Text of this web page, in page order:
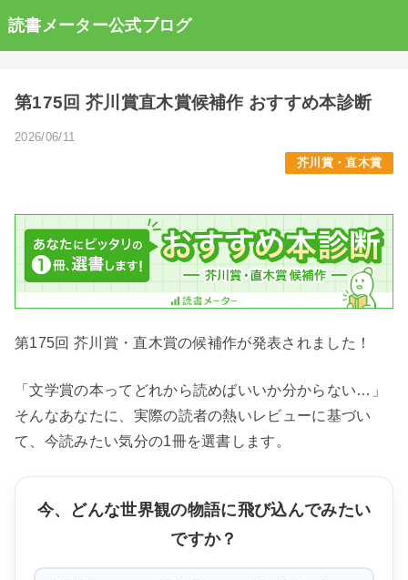
読書メーター公式ブログ
第175回 芥川賞直木賞候補作 おすすめ本診断
2026/06/11
芥川賞・直木賞
第175回 芥川賞・直木賞の候補作が発表されました！
「文学賞の本ってどれから読めばいいか分からない…」
そんなあなたに、実際の読者の熱いレビューに基づい
て、今読みたい気分の1冊を選書します。
今、どんな世界観の物語に飛び込んでみたい
ですか？